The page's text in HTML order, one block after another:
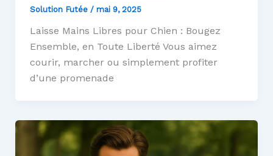
Solution Futée / mai 9, 2025
Laisse Mains Libres pour Chien : Bougez
Ensemble, en Toute Liberté Vous aimez
courir, marcher ou simplement profiter
d’une promenade